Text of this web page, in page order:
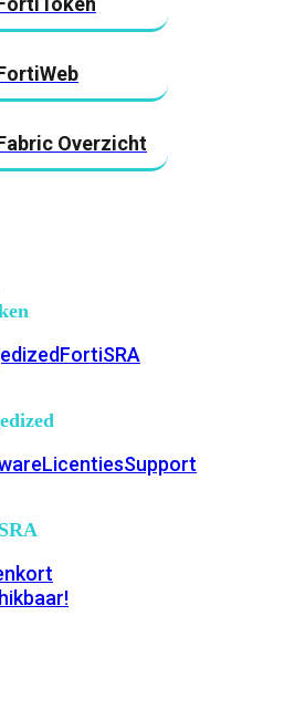
Overzicht
FortiSRA
LicentiesSupport